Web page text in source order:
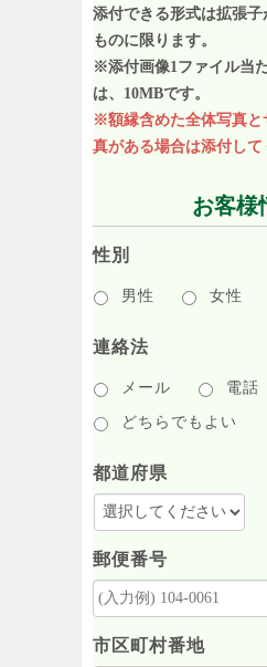
添付できる形式は拡張
ものに限ります。
※添付画像1ファイル当
は、10MBです。
※額縁含めた全体写真と
真がある場合は添付して
お客様
性別
男性 女性
連絡法
メール 電話
どちらでもよい
都道府県
郵便番号
市区町村番地